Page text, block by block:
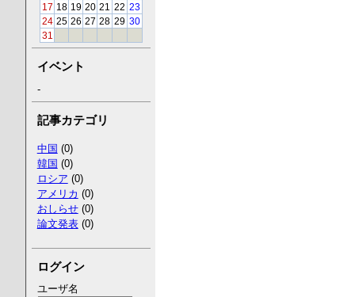
17 18 19 20 21 22 23
24 25 26 27 28 29 30
31
イベント
-
記事カテゴリ
中国 (0)
韓国 (0)
ロシア (0)
アメリカ (0)
おしらせ(0)
論文発表(0)
ログイン
ユーザ名